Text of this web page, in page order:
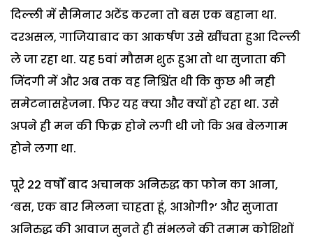
दिल्ली में सैमिनार अटेंड करना तो बस एक बहाना था.
दरअसल, गाजियाबाद का आकर्षण उसे खींचता हुआ दिल्ली
ले जा रहा था. यह 5वां मौसम शुरू हुआ तो था सुजाता की
जिंदगी में और अब तक वह निश्चिंत थी कि कुछ भी नही
समेटनासहेजना. फिर यह क्या और क्यों हो रहा था. उसे
अपने ही मन की फिक्र होने लगी थी जो कि अब बेलगाम
होने लगा था.
पूरे 22 वर्षों बाद अचानक अनिरुद्ध का फोन का आना,
‘बस, एक बार मिलना चाहता हूं, आओगी?’ और सुजाता
अनिरुद्ध की आवाज सुनते ही संभलने की तमाम कोशिशों